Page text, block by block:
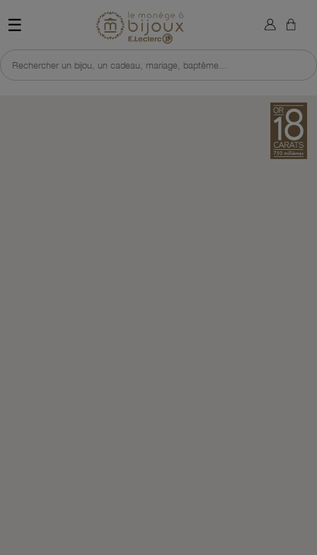
☰ Retour à l'accueil du site
Rechercher un bijou, un cadeau, mariage, baptême...
×